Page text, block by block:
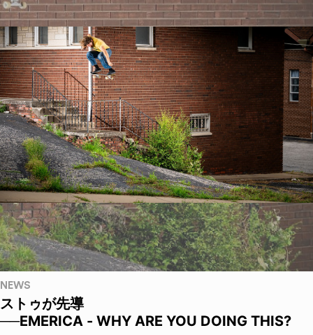
NEWS
ストゥが先導
──EMERICA - WHY ARE YOU DOING THIS?